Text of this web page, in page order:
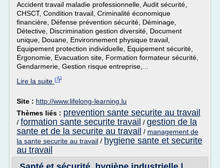
Accident travail maladie professionnelle, Audit sécurité,
CHSCT, Condition travail, Criminalité économique
financière, Défense prévention sécurité, Déminage,
Détective, Discrimination gestion diversité, Document
unique, Douane, Environnement physique travail,
Equipement protection individuelle, Equipement sécurité,
Ergonomie, Evacuation site, Formation formateur sécurité,
Gendarmerie, Gestion risque entreprise,...
Lire la suite
Site : http://www.lifelong-learning.lu
Thèmes liés : prevention sante securite au travail
/ formation sante securite travail / gestion de la
sante et de la securite au travail / management de
la sante securite au travail / hygiene sante et securite
au travail